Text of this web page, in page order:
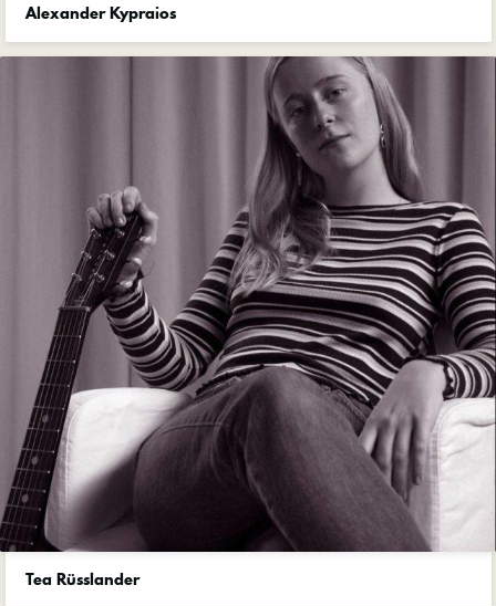
Alexander Kypraios
Tea Rüsslander